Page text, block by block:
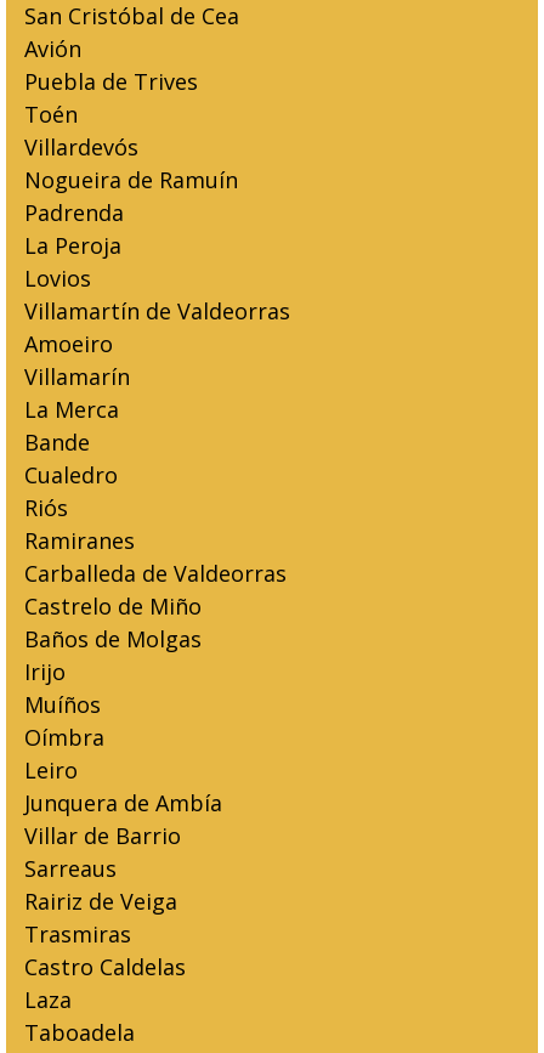
San Cristóbal de Cea
Avión
Puebla de Trives
Toén
Villardevós
Nogueira de Ramuín
Padrenda
La Peroja
Lovios
Villamartín de Valdeorras
Amoeiro
Villamarín
La Merca
Bande
Cualedro
Riós
Ramiranes
Carballeda de Valdeorras
Castrelo de Miño
Baños de Molgas
Irijo
Muíños
Oímbra
Leiro
Junquera de Ambía
Villar de Barrio
Sarreaus
Rairiz de Veiga
Trasmiras
Castro Caldelas
Laza
Taboadela